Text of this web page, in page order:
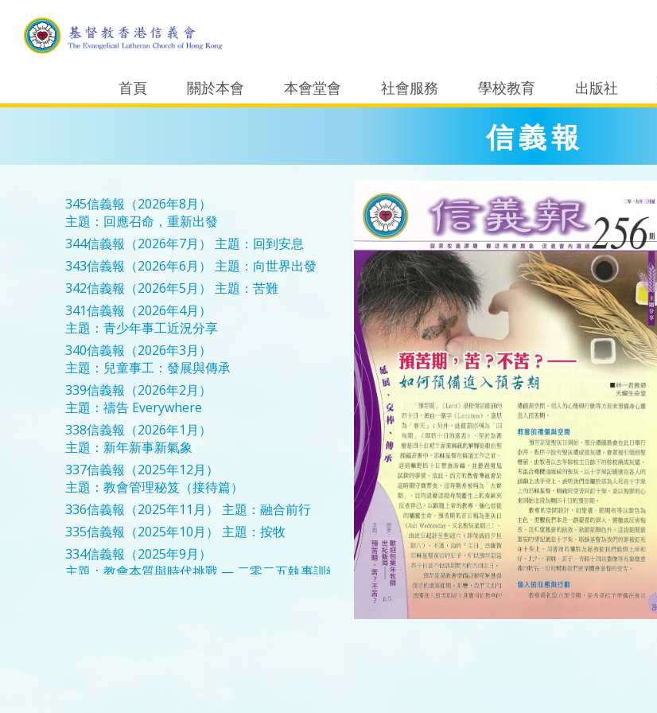
首頁 關於本會 本會堂會 社會服務 學校教育 出版社
信義報
345信義報（2026年8月）
主題：回應召命，重新出發
344信義報（2026年7月）
主題：回到安息
343信義報（2026年6月）
主題：向世界出發
342信義報（2026年5月）
主題：苦難
341信義報（2026年4月）
主題：青少年事工近況分享
340信義報（2026年3月）
主題：兒童事工：發展與傳承
339信義報（2026年2月）
主題：禱告 Everywhere
338信義報（2026年1月）
主題：新年新事新氣象
337信義報（2025年12月）
主題：教會管理秘笈（接待篇）
336信義報（2025年11月）
主題：融合前行
335信義報（2025年10月）
主題：按牧
334信義報（2025年9月）
主題：教會本質與時代挑戰 — 二零二五執事訓練